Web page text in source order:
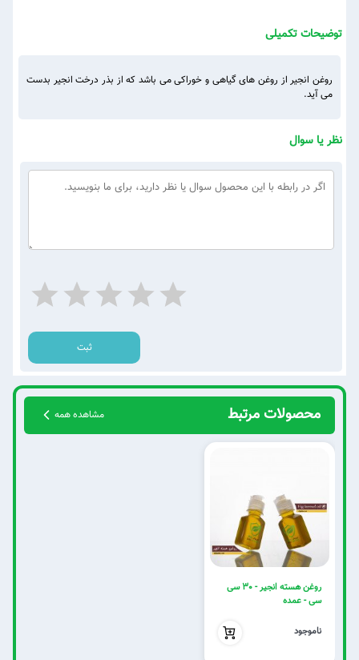
توضیحات تکمیلی
روغن انجیر از روغن های گیاهی و خوراکی می باشد که از بذر درخت انجیر بدست
می آید.
نظر یا سوال
ثبت
محصولات مرتبط مشاهده همه
روغن هسته انجیر - 30 سی
سی - عمده
ناموجود